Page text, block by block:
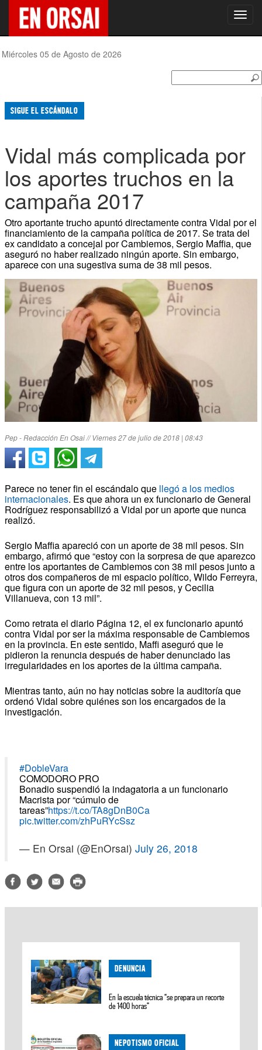
Miércoles 05 de Agosto de 2026
SIGUE EL ESCÁNDALO
Vidal más complicada por
los aportes truchos en la
campaña 2017
Otro aportante trucho apuntó directamente contra Vidal por el
financiamiento de la campaña política de 2017. Se trata del
ex candidato a concejal por Cambiemos, Sergio Maffia, que
aseguró no haber realizado ningún aporte. Sin embargo,
aparece con una sugestiva suma de 38 mil pesos.
Pep - Redacción En Osai // Viernes 27 de julio de 2018 | 08:43
Parece no tener fin el escándalo que llegó a los medios
internacionales. Es que ahora un ex funcionario de General
Rodríguez responsabilizó a Vidal por un aporte que nunca
realizó.
Sergio Maffia apareció con un aporte de 38 mil pesos. Sin
embargo, afirmó que “estoy con la sorpresa de que aparezco
entre los aportantes de Cambiemos con 38 mil pesos junto a
otros dos compañeros de mi espacio político, Wildo Ferreyra,
que figura con un aporte de 32 mil pesos, y Cecilia
Villanueva, con 13 mil”.
Como retrata el diario Página 12, el ex funcionario apuntó
contra Vidal por ser la máxima responsable de Cambiemos
en la provincia. En este sentido, Maffi aseguró que le
pidieron la renuncia después de haber denunciado las
irregularidades en los aportes de la última campaña.
Mientras tanto, aún no hay noticias sobre la auditoría que
ordenó Vidal sobre quiénes son los encargados de la
investigación.
#DobleVara
COMODORO PRO
Bonadio suspendió la indagatoria a un funcionario
Macrista por “cúmulo de
tareas”https://t.co/TA8gDnB0Ca
pic.twitter.com/zhPuRYcSsz
— En Orsai (@EnOrsai) July 26, 2018
DENUNCIA
En la escuela técnica “se prepara un recorte
de 1400 horas”
NEPOTISMO OFICIAL